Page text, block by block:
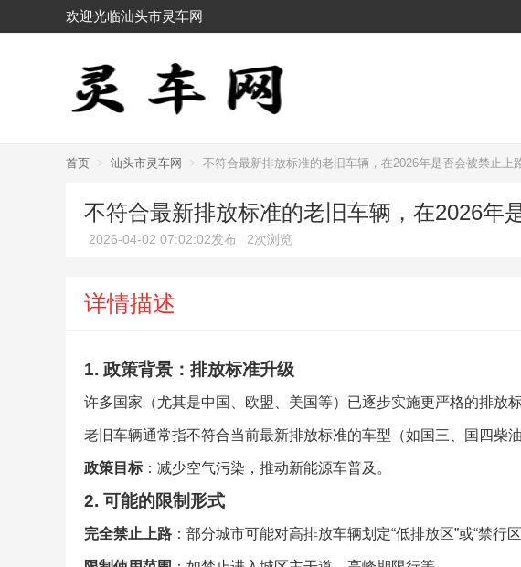
欢迎光临汕头市灵车网
首页 > 汕头市灵车网 > 不符合最新排放标准的老旧车辆，在2026年是否会被禁止上
不符合最新排放标准的老旧车辆，在2026年
2026-04-02 07:02:02发布 2次浏览
详情描述
1. 政策背景：排放标准升级
许多国家（尤其是中国、欧盟、美国等）已逐步实施更严格的排放
老旧车辆通常指不符合当前最新排放标准的车型（如国三、国四柴油
政策目标：减少空气污染，推动新能源车普及。
2. 可能的限制形式
完全禁止上路 ：部分城市可能对高排放车辆划定“低排放区”或“禁行区